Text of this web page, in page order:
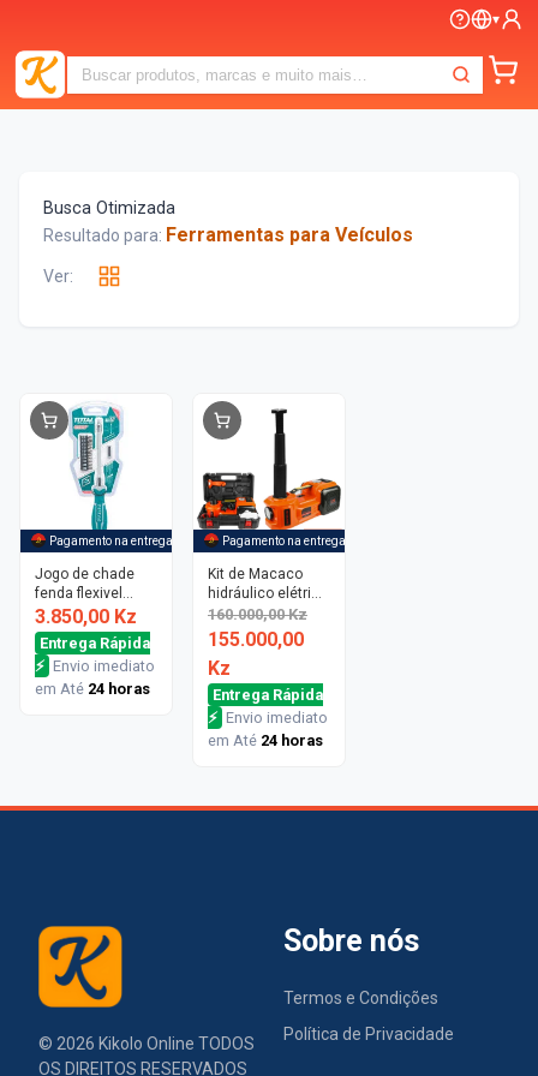
▾
Busca Otimizada
Resultado para: Ferramentas para Veículos
Ver:
Pagamento na entrega
Jogo de chade
fenda flexivel
10pontas
3.850,00 Kz
Entrega Rápida
⚡ Envio imediato
em Até 24 horas
-3%
Pagamento na entrega
Kit de Macaco
hidráulico elétrico
12V
160.000,00 Kz
155.000,00
Kz
Entrega Rápida
⚡ Envio imediato
em Até 24 horas
© 2026 Kikolo Online TODOS
OS DIREITOS RESERVADOS
Sobre nós
Termos e Condições
Política de Privacidade